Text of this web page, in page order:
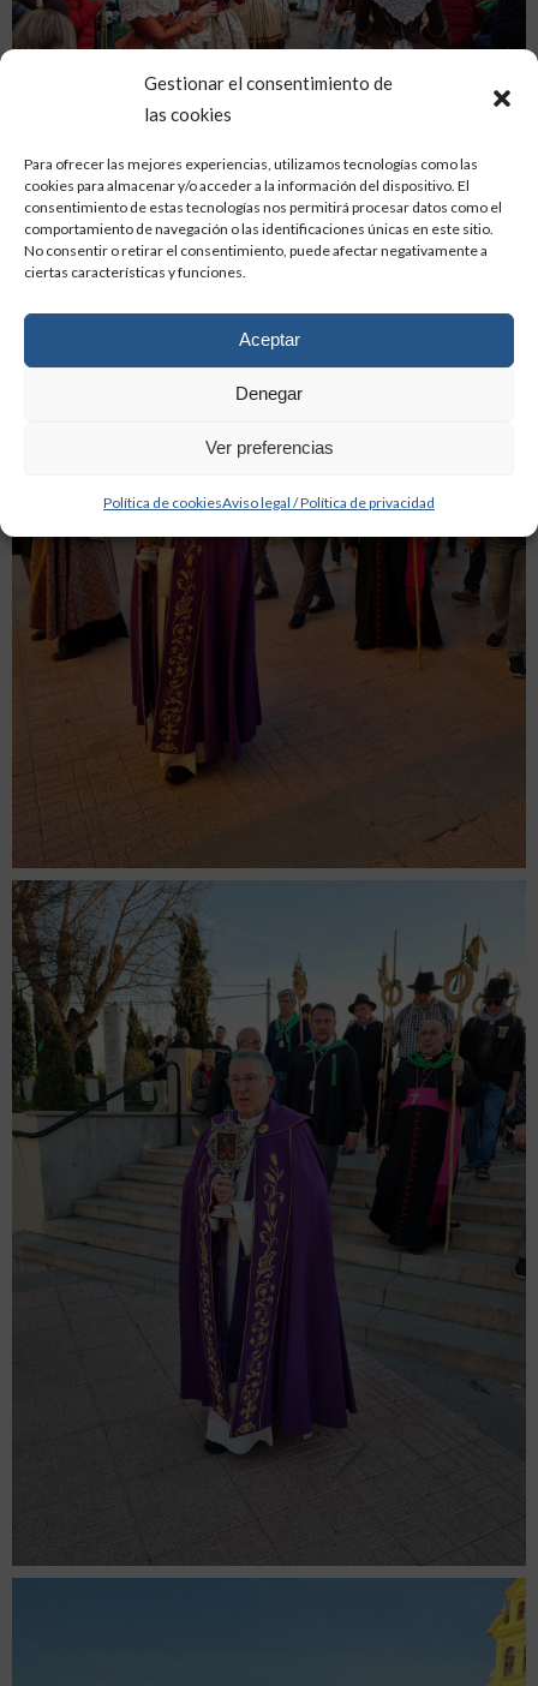
Gestionar el consentimiento de
las cookies
Para ofrecer las mejores experiencias, utilizamos tecnologías como las
cookies para almacenar y/o acceder a la información del dispositivo. El
consentimiento de estas tecnologías nos permitirá procesar datos como el
comportamiento de navegación o las identificaciones únicas en este sitio.
No consentir o retirar el consentimiento, puede afectar negativamente a
ciertas características y funciones.
Aceptar
Denegar
Ver preferencias
Política de cookiesAviso legal / Política de privacidad